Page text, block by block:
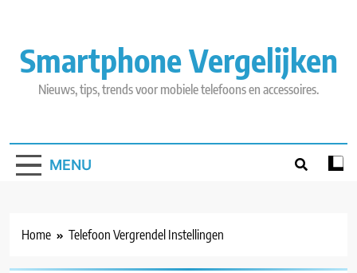
contentSmartphone Vergelijken
Nieuws, tips, trends voor mobiele telefoons en accessoires.
MENU
Home Telefoon Vergrendel Instellingen